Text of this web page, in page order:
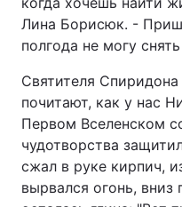
Лина Борисюк. -
полгода не могу
Святителя
почитают, как у нас
Первом Вселенском
чудотворства
сжал в руке кирпич,
вырвался огонь, вниз